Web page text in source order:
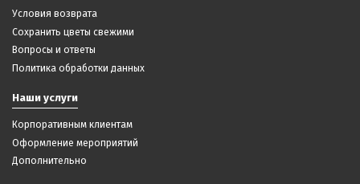
Условия возврата
Сохранить цветы свежими
Вопросы и ответы
Политика обработки данных
Наши услуги
Корпоративным клиентам
Оформление мероприятий
Дополнительно